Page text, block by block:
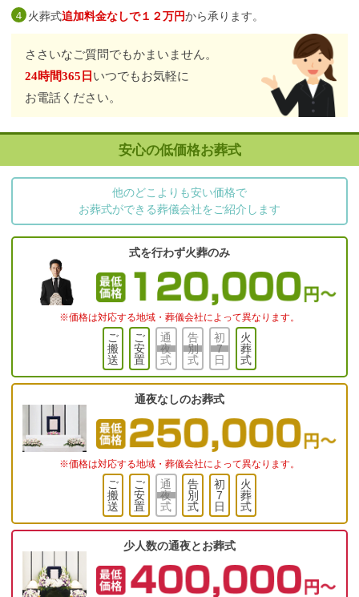
４ 火葬式追加料金なしで１２万円から承ります。
ささいなご質問でもかまいません。
24時間365日 いつでもお気軽に
お電話ください。
安心の低価格お葬式
他のどこよりも安い価格で
お葬式ができる葬儀会社をご紹介します
式を行わず火葬のみ
※価格は対応する地域・葬儀会社によって異なります。
ご
搬
送
ご
安
置
通
夜
式
告
別
式
初
7
日
火
葬
式
通夜なしのお葬式
※価格は対応する地域・葬儀会社によって異なります。
ご
搬
送
ご
安
置
通
夜
式
告
別
式
初
7
日
火
葬
式
少人数の通夜とお葬式